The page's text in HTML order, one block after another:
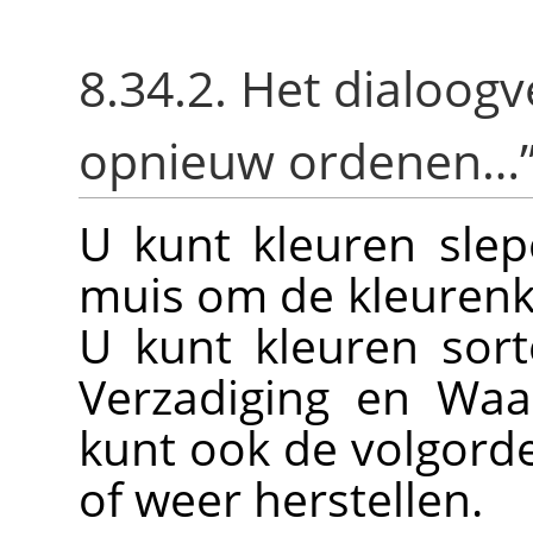
8.34.2. Het
opnieuw ordenen…
U kunt kleuren
muis om de
U kunt kleuren
Verzadiging en
kunt ook de
of weer herstellen.